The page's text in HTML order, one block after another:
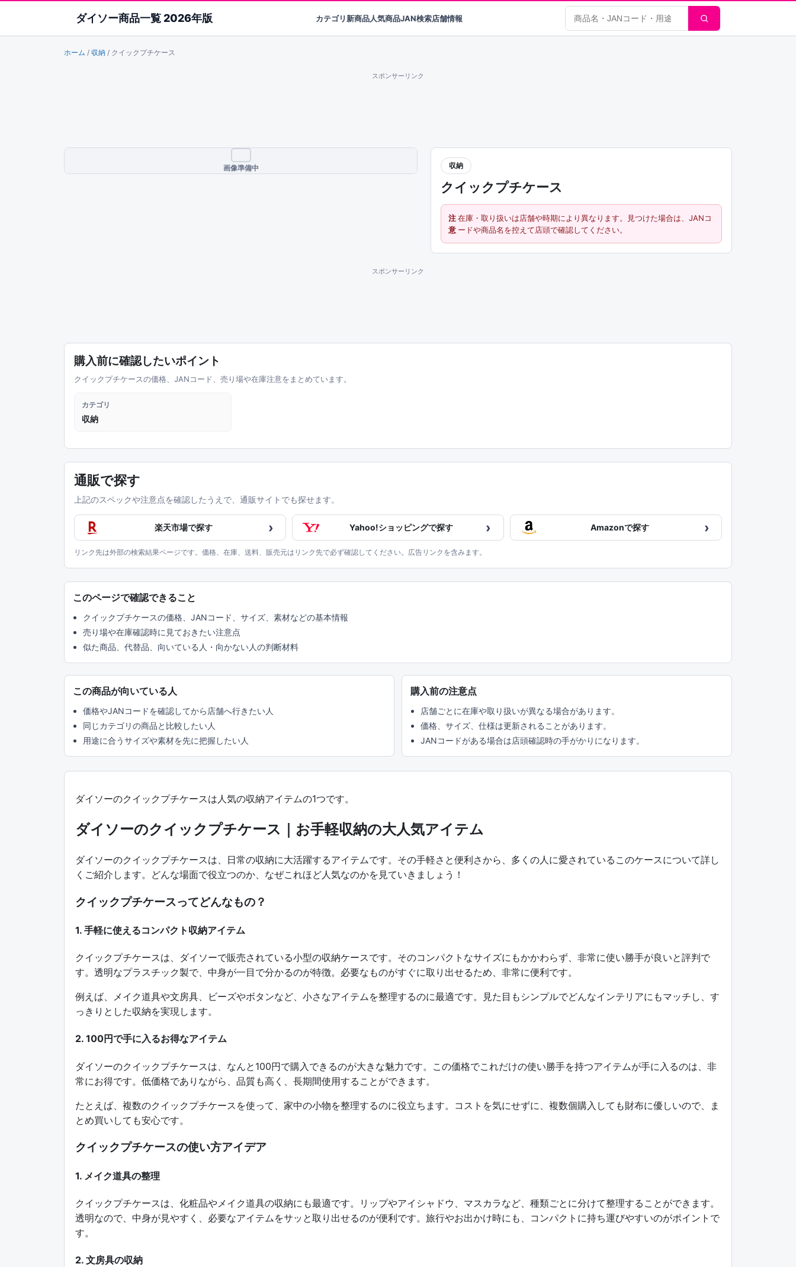
ダイソー商品一覧 2026年版 カテゴリ新商品人気商品JAN検索店舗情報 商品検索
ホーム / 収納 / クイックプチケース
スポンサーリンク
画像準備中 収納
クイックプチケース
注
意
在庫・取り扱いは店舗や時期により異なります。見つけた場合は、JANコ
ードや商品名を控えて店頭で確認してください。
スポンサーリンク
購入前に確認したいポイント
クイックプチケースの価格、JANコード、売り場や在庫注意をまとめています。
カテゴリ
収納
通販で探す
上記のスペックや注意点を確認したうえで、通販サイトでも探せます。
楽天市場で探す › Yahoo!ショッピングで探す › Amazonで探す ›
リンク先は外部の検索結果ページです。価格、在庫、送料、販売元はリンク先で必ず確認してください。広告リンクを含みます。
このページで確認できること
クイックプチケースの価格、JANコード、サイズ、素材などの基本情報
売り場や在庫確認時に見ておきたい注意点
似た商品、代替品、向いている人・向かない人の判断材料
この商品が向いている人
価格やJANコードを確認してから店舗へ行きたい人
同じカテゴリの商品と比較したい人
用途に合うサイズや素材を先に把握したい人
購入前の注意点
店舗ごとに在庫や取り扱いが異なる場合があります。
価格、サイズ、仕様は更新されることがあります。
JANコードがある場合は店頭確認時の手がかりになります。
ダイソーのクイックプチケースは人気の収納アイテムの1つです。
ダイソーのクイックプチケース｜お手軽収納の大人気アイテム
ダイソーのクイックプチケースは、日常の収納に大活躍するアイテムです。その手軽さと便利さから、多くの人に愛されているこのケースについて詳し
くご紹介します。どんな場面で役立つのか、なぜこれほど人気なのかを見ていきましょう！
クイックプチケースってどんなもの？
1. 手軽に使えるコンパクト収納アイテム
クイックプチケースは、ダイソーで販売されている小型の収納ケースです。そのコンパクトなサイズにもかかわらず、非常に使い勝手が良いと評判で
す。透明なプラスチック製で、中身が一目で分かるのが特徴。必要なものがすぐに取り出せるため、非常に便利です。
例えば、メイク道具や文房具、ビーズやボタンなど、小さなアイテムを整理するのに最適です。見た目もシンプルでどんなインテリアにもマッチし、す
っきりとした収納を実現します。
2. 100円で手に入るお得なアイテム
ダイソーのクイックプチケースは、なんと100円で購入できるのが大きな魅力です。この価格でこれだけの使い勝手を持つアイテムが手に入るのは、非
常にお得です。低価格でありながら、品質も高く、長期間使用することができます。
たとえば、複数のクイックプチケースを使って、家中の小物を整理するのに役立ちます。コストを気にせずに、複数個購入しても財布に優しいので、ま
とめ買いしても安心です。
クイックプチケースの使い方アイデア
1. メイク道具の整理
クイックプチケースは、化粧品やメイク道具の収納にも最適です。リップやアイシャドウ、マスカラなど、種類ごとに分けて整理することができます。
透明なので、中身が見やすく、必要なアイテムをサッと取り出せるのが便利です。旅行やお出かけ時にも、コンパクトに持ち運びやすいのがポイントで
す。
2. 文房具の収納